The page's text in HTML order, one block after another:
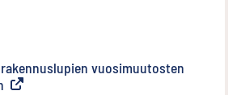
vuosimuutosten
Ulkoinen linkki